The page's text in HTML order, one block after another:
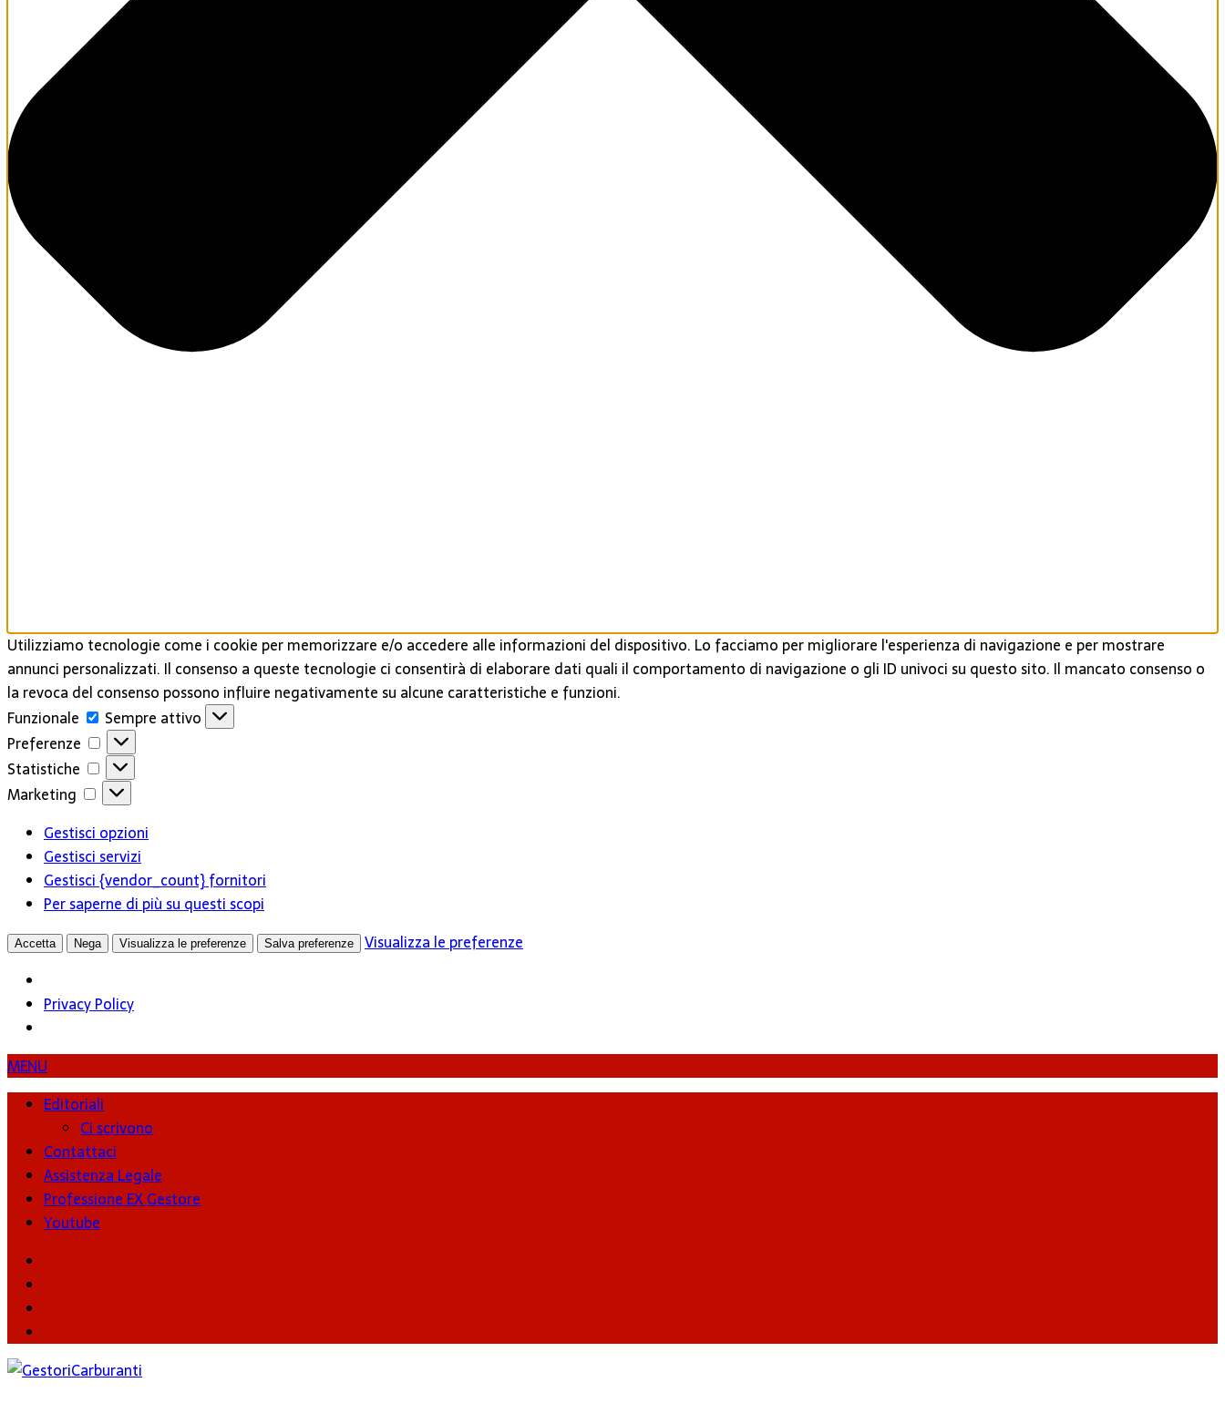
Utilizziamo tecnologie come i cookie per memorizzare e/o accedere alle informazioni del dispositivo. Lo facciamo per migliorare l'esperienza di navigazione e per mostrare
annunci personalizzati. Il consenso a queste tecnologie ci consentirà di elaborare dati quali il comportamento di navigazione o gli ID univoci su questo sito. Il mancato consenso o
la revoca del consenso possono influire negativamente su alcune caratteristiche e funzioni.
Funzionale
Funzionale
Sempre attivo
Preferenze
Preferenze
Statistiche
Statistiche
Marketing
Marketing
Gestisci opzioni
Gestisci servizi
Gestisci {vendor_count} fornitori
Per saperne di più su questi scopi
Accetta Nega Visualizza le preferenze Salva preferenze Visualizza le preferenze
Privacy Policy
MENU
Editoriali
Ci scrivono
Contattaci
Assistenza Legale
Professione EX Gestore
Youtube